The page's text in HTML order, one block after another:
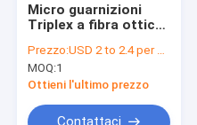
Micro guarnizioni
Triplex a fibra ottica
spina della condotta
Prezzo:USD 2 to 2.4 per Set
MOQ:1
Ottieni l'ultimo prezzo
Contattaci